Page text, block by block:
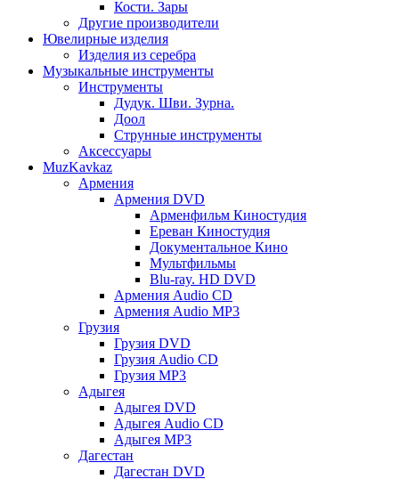
Кости. Зары
Другие производители
Ювелирные изделия
Изделия из серебра
Музыкальные инструменты
Инструменты
Дудук. Шви. Зурна.
Доол
Струнные инструменты
Аксессуары
MuzKavkaz
Армения
Армения DVD
Арменфильм Киностудия
Ереван Киностудия
Документальное Кино
Мультфильмы
Blu-ray. HD DVD
Армения Audio CD
Армения Audio MP3
Грузия
Грузия DVD
Грузия Audio CD
Грузия MP3
Адыгея
Адыгея DVD
Адыгея Audio CD
Адыгея MP3
Дагестан
Дагестан DVD